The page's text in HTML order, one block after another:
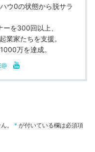
ウ0の状態から脱サラ
ーを300回以上、
業家たちを支援。
万を達成。
。 * が付いている欄は必須項